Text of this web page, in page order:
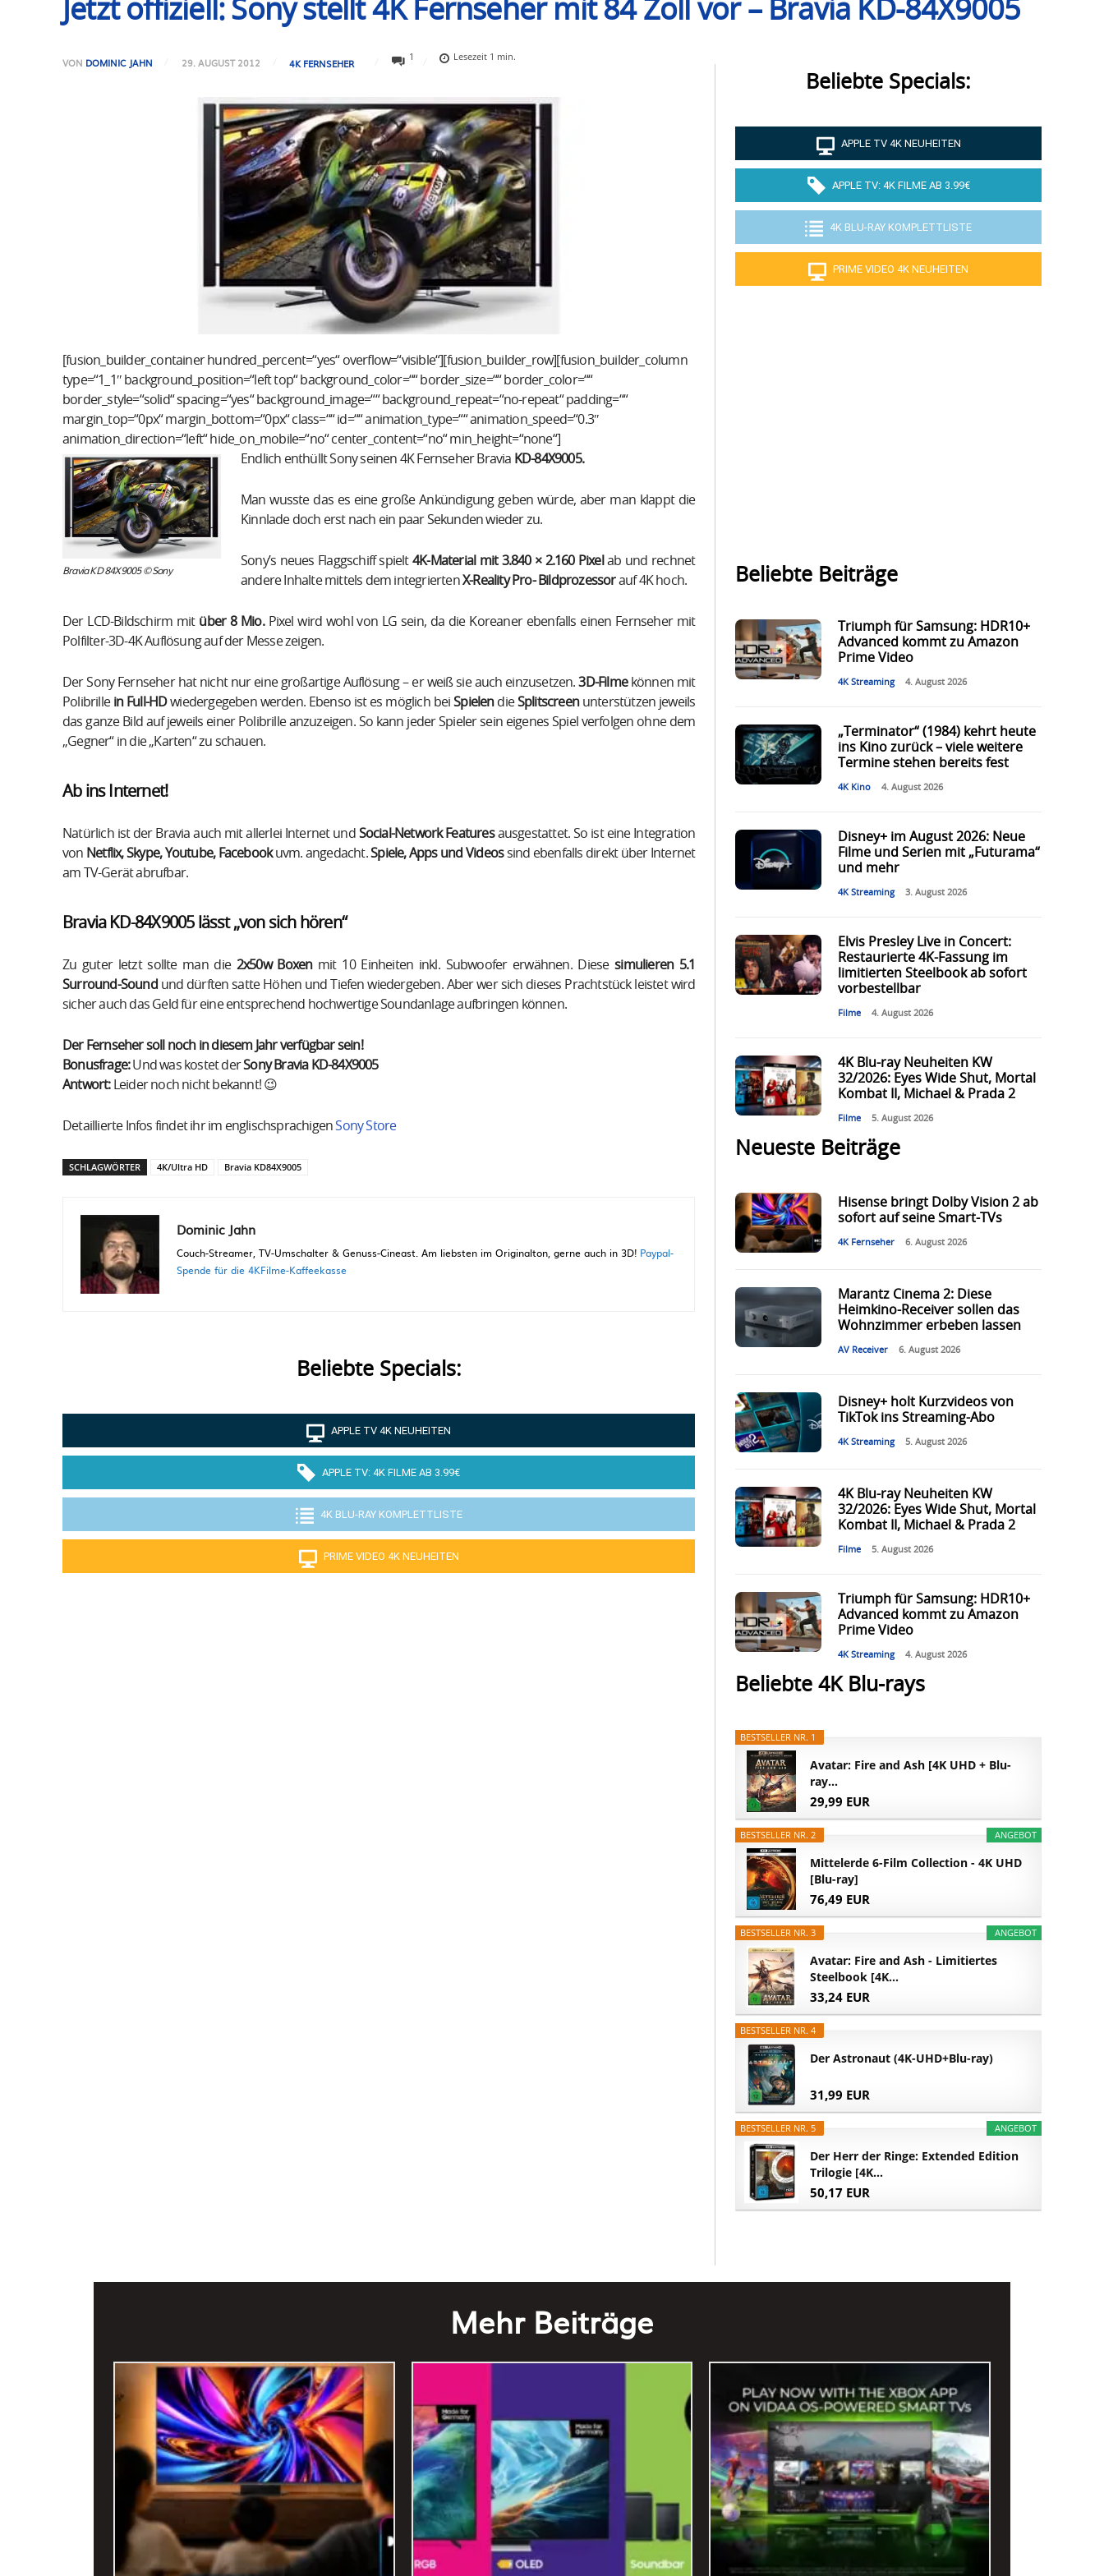
Jetzt offiziell: Sony stellt 4K Fernseher mit 84 Zoll vor – Bravia KD-84X9005
VON DOMINIC JAHN 29. AUGUST 2012 4K FERNSEHER
1 Lesezeit 1 min.
[fusion_builder_container hundred_percent=“yes“ overflow=“visible“][fusion_builder_row][fusion_builder_column
type=“1_1″ background_position=“left top“ background_color=““ border_size=““ border_color=““
border_style=“solid“ spacing=“yes“ background_image=““ background_repeat=“no-repeat“ padding=““
margin_top=“0px“ margin_bottom=“0px“ class=““ id=““ animation_type=““ animation_speed=“0.3″
animation_direction=“left“ hide_on_mobile=“no“ center_content=“no“ min_height=“none“]
Bravia KD 84X9005 © Sony
Endlich enthüllt Sony seinen 4K Fernseher Bravia KD-84X9005.
Man wusste das es eine große Ankündigung geben würde, aber man klappt die
Kinnlade doch erst nach ein paar Sekunden wieder zu.
Sony’s neues Flaggschiff spielt4K-Material mit 3.840 × 2.160 Pixelab und rechnet
andere Inhalte mittels dem integriertenX-Reality Pro- Bildprozessorauf 4K hoch.
Der LCD-Bildschirm mit über 8 Mio.Pixel wird wohl von LG sein, da die Koreaner ebenfalls einen Fernseher mit
Polfilter-3D-4K Auflösung auf der Messe zeigen.
Der Sony Fernseher hat nicht nur eine großartige Auflösung – er weiß sie auch einzusetzen.3D-Filmekönnen mit
Polibrillein Full-HDwiedergegeben werden. Ebenso ist es möglich bei SpielendieSplitscreen unterstützen jeweils
das ganze Bild auf jeweils einer Polibrille anzuzeigen. So kann jeder Spieler sein eigenes Spiel verfolgen ohne dem
„Gegner“ in die „Karten“ zu schauen.
Ab ins Internet!
Natürlich ist der Bravia auch mit allerlei Internet und Social-Network Featuresausgestattet. So ist eine Integration
von Netflix, Skype, Youtube, Facebookuvm. angedacht.Spiele, Apps und Videossind ebenfalls direkt über Internet
am TV-Gerät abrufbar.
Bravia KD-84X9005 lässt „von sich hören“
Zu guter letzt sollte man die2x50w Boxenmit 10 Einheiten inkl. Subwoofer erwähnen. Diesesimulieren 5.1
Surround-Sound und dürften satte Höhen und Tiefen wiedergeben. Aber wer sich dieses Prachtstück leistet wird
sicher auch das Geld für eine entsprechend hochwertige Soundanlage aufbringen können.
Der Fernseher soll noch in diesem Jahr verfügbar sein!
Bonusfrage:Und was kostet derSony Bravia KD-84X9005
Antwort:Leider noch nicht bekannt! 😉
Detaillierte Infos findet ihr im englischsprachigenSony Store
SCHLAGWÖRTER 4K/Ultra HD Bravia KD84X9005
Dominic Jahn
Couch-Streamer, TV-Umschalter & Genuss-Cineast. Am liebsten im Originalton, gerne auch in 3D! Paypal-
Spende für die 4KFilme-Kaffeekasse
Beliebte Specials:
APPLE TV 4K NEUHEITEN
APPLE TV: 4K FILME AB 3.99€
4K BLU-RAY KOMPLETTLISTE
PRIME VIDEO 4K NEUHEITEN
Beliebte Specials:
APPLE TV 4K NEUHEITEN
APPLE TV: 4K FILME AB 3.99€
4K BLU-RAY KOMPLETTLISTE
PRIME VIDEO 4K NEUHEITEN
Beliebte Beiträge
Triumph für Samsung: HDR10+
Advanced kommt zu Amazon
Prime Video
4K Streaming 4. August 2026
„Terminator“ (1984) kehrt heute
ins Kino zurück – viele weitere
Termine stehen bereits fest
4K Kino 4. August 2026
Disney+ im August 2026: Neue
Filme und Serien mit „Futurama“
und mehr
4K Streaming 3. August 2026
Elvis Presley Live in Concert:
Restaurierte 4K-Fassung im
limitierten Steelbook ab sofort
vorbestellbar
Filme 4. August 2026
4K Blu-ray Neuheiten KW
32/2026: Eyes Wide Shut, Mortal
Kombat II, Michael & Prada 2
Filme 5. August 2026
Neueste Beiträge
Hisense bringt Dolby Vision 2 ab
sofort auf seine Smart-TVs
4K Fernseher 6. August 2026
Marantz Cinema 2: Diese
Heimkino-Receiver sollen das
Wohnzimmer erbeben lassen
AV Receiver 6. August 2026
Disney+ holt Kurzvideos von
TikTok ins Streaming-Abo
4K Streaming 5. August 2026
4K Blu-ray Neuheiten KW
32/2026: Eyes Wide Shut, Mortal
Kombat II, Michael & Prada 2
Filme 5. August 2026
Triumph für Samsung: HDR10+
Advanced kommt zu Amazon
Prime Video
4K Streaming 4. August 2026
Beliebte 4K Blu-rays
BESTSELLER NR. 1
Avatar: Fire and Ash [4K UHD + Blu-
ray...
29,99 EUR
ANGEBOT
BESTSELLER NR. 2
Mittelerde 6-Film Collection - 4K UHD
[Blu-ray]
76,49 EUR
ANGEBOT
BESTSELLER NR. 3
Avatar: Fire and Ash - Limitiertes
Steelbook [4K...
33,24 EUR
BESTSELLER NR. 4
Der Astronaut (4K-UHD+Blu-ray)
31,99 EUR
ANGEBOT
BESTSELLER NR. 5
Der Herr der Ringe: Extended Edition
Trilogie [4K...
50,17 EUR
Mehr Beiträge